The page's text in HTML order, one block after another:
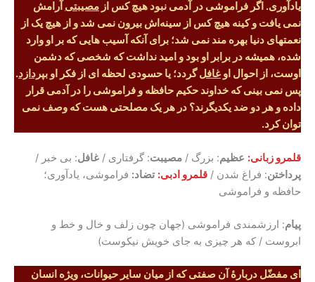
یادآوری. اگر فراموشی در آدمی نبود هیچ کس از مصیبتی آرامش
نمی یافت و کینه هیچ کس از سینه‌اش بیرون نمی شد و از هیچ یک از
نعمتهای دنیا بهره مند نمی شد؛ برای آنکه آسیب هایی که بر او وارد
شده، همیشه در برابر او بود و امید نداشت که شخصی که دشمن
اوست، از احوال او غافلگردد؛ یا حسودی لحظه ای از فکر او بپردازد.
پس نمی بینی که خداوند حکیم حافظه و فراموشی را در آدمی قرار
داده و هر دو ضد یکدیگرند؟ در هر یک مصلحتی هست که وصف نمی
توان کرد.
قلمرو زبانی: عظیم: بزرگ / مصیبت: گرفتاری / غافل: بی خبر /
پرداختن: فراغ شدن / قلمرو ادبی: تضاد: فراموشی، یادآوری؛
حافظه و فراموشی
پیام: ارزشمندی فراموشی (جهان چون زلف و خال و خط و
ابروست / که هر چیزی به جای خویش نیکوست)
ای مفضّل دربارۀ آن صفتی که از میان سایر حیوانات، ویژه انسان